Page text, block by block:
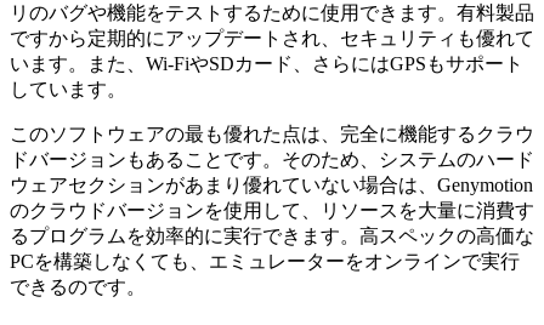
リのバグや機能をテストするために使用できます。有料製品
ですから定期的にアップデートされ、セキュリティも優れて
います。また、Wi-FiやSDカード、さらにはGPSもサポート
しています。
このソフトウェアの最も優れた点は、完全に機能するクラウ
ドバージョンもあることです。そのため、システムのハード
ウェアセクションがあまり優れていない場合は、Genymotion
のクラウドバージョンを使用して、リソースを大量に消費す
るプログラムを効率的に実行できます。高スペックの高価な
PCを構築しなくても、エミュレーターをオンラインで実行
できるのです。